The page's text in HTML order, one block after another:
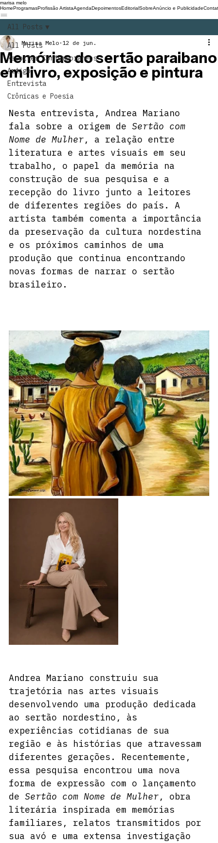
marisa melo
HomeProgramasProfissão ArtistaAgendaDepoimentosEditorialSobreAnúncio e Publicidade
All Posts
Recortes Contemporâneos
Artigo
Entrevista
Crônicas e Poesia
All Posts
Memórias do sertão paraibano
em livro, exposição e pintura
Marisa Melo 12 de jun.
Nesta entrevista, Andrea Mariano
fala sobre a origem de Sertão com
Nome de Mulher, a relação entre
literatura e artes visuais em seu
trabalho, o papel da memória na
construção de sua pesquisa e a
recepção do livro junto a leitores
de diferentes regiões do país. A
artista também comenta a importância
da preservação da cultura nordestina
e os próximos caminhos de uma
produção que continua encontrando
novas formas de narrar o sertão
brasileiro.
Andrea Mariano construiu sua
trajetória nas artes visuais
desenvolvendo uma produção dedicada
ao sertão nordestino, às
experiências cotidianas de sua
região e às histórias que atravessam
diferentes gerações. Recentemente,
essa pesquisa encontrou uma nova
forma de expressão com o lançamento
de Sertão com Nome de Mulher, obra
literária inspirada em memórias
familiares, relatos transmitidos por
sua avó e uma extensa investigação